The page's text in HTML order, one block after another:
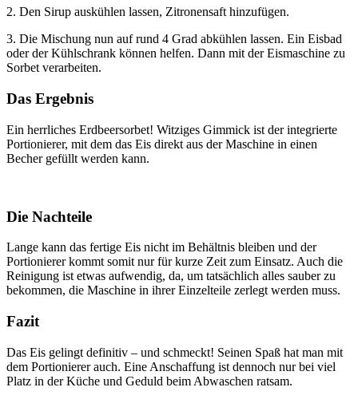
2. Den Sirup auskühlen lassen, Zitronensaft hinzufügen.
3. Die Mischung nun auf rund 4 Grad abkühlen lassen. Ein Eisbad
oder der Kühlschrank können helfen. Dann mit der Eismaschine zu
Sorbet verarbeiten.
Das Ergebnis
Ein herrliches Erdbeersorbet! Witziges Gimmick ist der integrierte
Portionierer, mit dem das Eis direkt aus der Maschine in einen
Becher gefüllt werden kann.
Die Nachteile
Lange kann das fertige Eis nicht im Behältnis bleiben und der
Portionierer kommt somit nur für kurze Zeit zum Einsatz. Auch die
Reinigung ist etwas aufwendig, da, um tatsächlich alles sauber zu
bekommen, die Maschine in ihrer Einzelteile zerlegt werden muss.
Fazit
Das Eis gelingt definitiv – und schmeckt! Seinen Spaß hat man mit
dem Portionierer auch. Eine Anschaffung ist dennoch nur bei viel
Platz in der Küche und Geduld beim Abwaschen ratsam.